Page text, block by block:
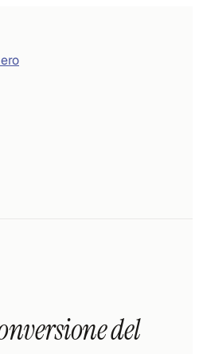
del